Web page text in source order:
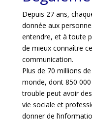
Depuis 27 ans,
donnée aux
entendre, et à toute
de mieux connaître
communication.
Plus de 70 millions
monde, dont 850 000
trouble peut avoir
vie sociale et
donner de